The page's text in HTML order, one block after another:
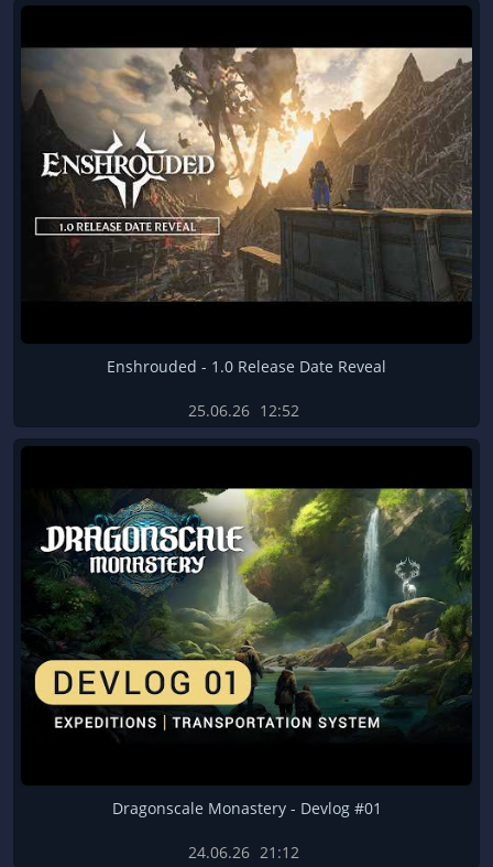
Enshrouded - 1.0 Release Date Reveal
25.06.26 12:52
Dragonscale Monastery - Devlog #01
24.06.26 21:12